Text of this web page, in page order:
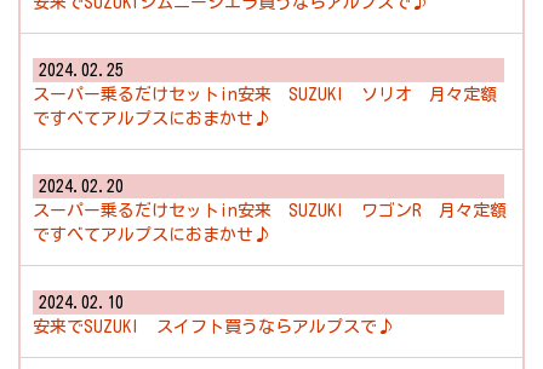
2024.02.25
スーパー乗るだけセットin安来 SUZUKI ソリオ 月々定額
ですべてアルプスにおまかせ♪
2024.02.20
スーパー乗るだけセットin安来 SUZUKI ワゴンR 月々定額
ですべてアルプスにおまかせ♪
2024.02.10
安来でSUZUKI スイフト買うならアルプスで♪